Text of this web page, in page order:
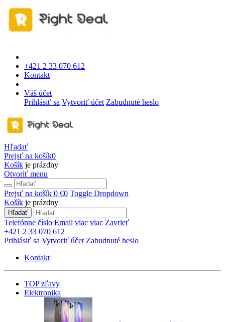
+421 2 33 070 612
Kontakt
Váš účet
Prihlásiť sa Vytvoriť účet Zabudnuté heslo
Hľadať
Prejsť na košík0
Košík je prázdny
Otvoriť menu
Prejsť na košík 0 €0 Toggle Dropdown
Košík je prázdny
Hľadať
Telefónne číslo Email viac viac Zavrieť
+421 2 33 070 612
Prihlásiť sa Vytvoriť účet Zabudnuté heslo
Kontakt
TOP zľavy
Elektronika